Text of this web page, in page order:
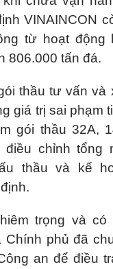
VINAINCON
từ hoạt động
806.000 tấn đá.
thầu tư vấn và
giá trị sai phạm
gói thầu 32A,
chỉnh tổng
thầu và kế
trọng và có
Chính phủ đã
an để điều